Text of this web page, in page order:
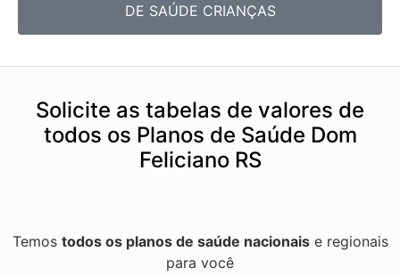
DE SAÚDE CRIANÇAS
Solicite as tabelas de valores de
todos os Planos de Saúde Dom
Feliciano RS
Temos todos os planos de saúde nacionaise regionais
para você